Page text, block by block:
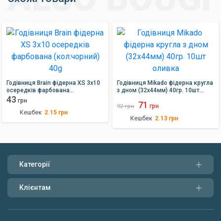
Годівниця Brain фідерна XS 3x10
осередків фарбована
(кол:чорний) 40g
43 грн
Кешбек 2.15 грн
Годівниця Mikado фідерна кругла
з дном (32х44мм) 40гр. 10шт
92 грн 71 грн
Кешбек 2.13 грн
Категорії
Клієнтам